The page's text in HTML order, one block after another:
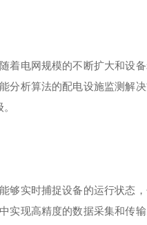
着电网规模的不断扩大和设
分析算法的配电设施监测解
够实时捕捉设备的运行状态
实现高精度的数据采集和传